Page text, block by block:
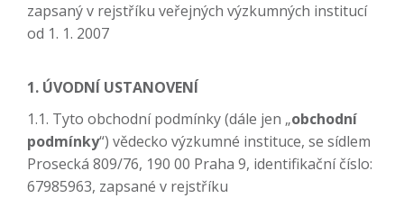
zapsaný v rejstříku veřejných výzkumných institucí
od 1. 1. 2007
1. ÚVODNÍ USTANOVENÍ
1.1. Tyto obchodní podmínky (dále jen „obchodní
podmínky“) vědecko výzkumné instituce, se sídlem
Prosecká 809/76, 190 00 Praha 9, identifikační číslo:
67985963, zapsané v rejstříku